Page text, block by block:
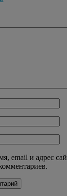
email и адрес